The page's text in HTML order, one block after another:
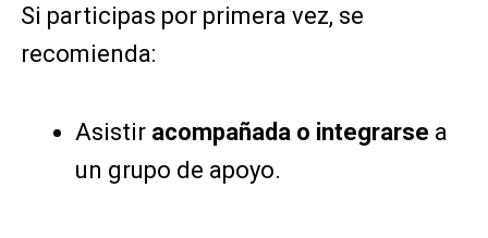
Si participas por primera vez, se
recomienda:
Asistir acompañada o integrarse a
un grupo de apoyo.